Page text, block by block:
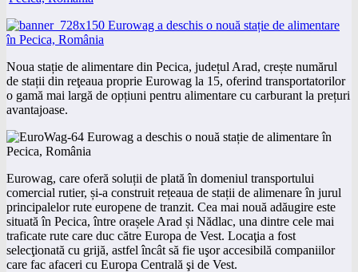
Noua stație de alimentare din Pecica, județul Arad, crește numărul
de stații din reţeaua proprie Eurowag la 15, oferind transportatorilor
o gamă mai largă de opțiuni pentru alimentare cu carburant la prețuri
avantajoase.
Eurowag, care oferă soluții de plată în domeniul transportului
comercial rutier, și-a construit rețeaua de stații de alimenare în jurul
principalelor rute europene de tranzit. Cea mai nouă adăugire este
situată în Pecica, între orașele Arad și Nădlac, una dintre cele mai
traficate rute care duc către Europa de Vest. Locaţia a fost
selecţionată cu grijă, astfel încât să fie uşor accesibilă companiilor
care fac afaceri cu Europa Centrală şi de Vest.